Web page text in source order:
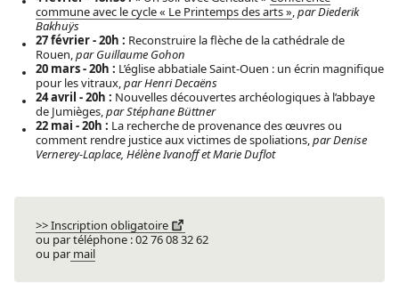
commune avec le cycle « Le Printemps des arts »,par Diederik
Bakhuÿs
27 février - 20h : Reconstruire la flèche de la cathédrale de
Rouen,parGuillaume Gohon
20 mars - 20h : L’église abbatiale Saint-Ouen : un écrin magnifique
pour les vitraux,par Henri Decaëns
24 avril - 20h : Nouvelles découvertes archéologiques à l’abbaye
de Jumièges,par Stéphane Büttner
22 mai - 20h : La recherche de provenance des œuvres ou
comment rendre justice aux victimes de spoliations,parDenise
Vernerey-Laplace, Hélène Ivanoff et Marie Duflot
>> Inscription obligatoire
ou par téléphone : 02 76 08 32 62
ou par mail